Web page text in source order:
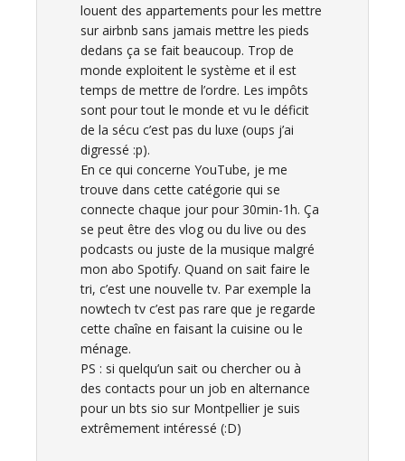
louent des appartements pour les mettre
sur airbnb sans jamais mettre les pieds
dedans ça se fait beaucoup. Trop de
monde exploitent le système et il est
temps de mettre de l’ordre. Les impôts
sont pour tout le monde et vu le déficit
de la sécu c’est pas du luxe (oups j’ai
digressé :p).
En ce qui concerne YouTube, je me
trouve dans cette catégorie qui se
connecte chaque jour pour 30min-1h. Ça
se peut être des vlog ou du live ou des
podcasts ou juste de la musique malgré
mon abo Spotify. Quand on sait faire le
tri, c’est une nouvelle tv. Par exemple la
nowtech tv c’est pas rare que je regarde
cette chaîne en faisant la cuisine ou le
ménage.
PS : si quelqu’un sait ou chercher ou à
des contacts pour un job en alternance
pour un bts sio sur Montpellier je suis
extrêmement intéressé (:D)